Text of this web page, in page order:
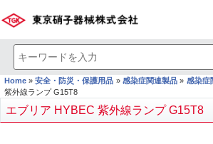
Home 安全・防災・保護用品 感染症関連製品 感染症
紫外線ランプ G15T8
エブリア HYBEC 紫外線ランプ G15T8